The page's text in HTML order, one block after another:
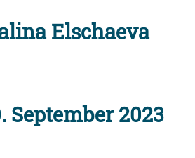
Elschaeva
September 2023